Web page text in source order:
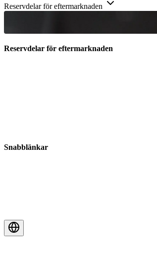
Reservdelar för eftermarknaden
Reservdelar för eftermarknaden
Snabblänkar